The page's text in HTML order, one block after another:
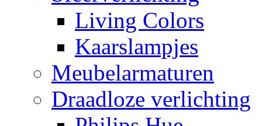
Living Colors
Kaarslampjes
Meubelarmaturen
Draadloze verlichting